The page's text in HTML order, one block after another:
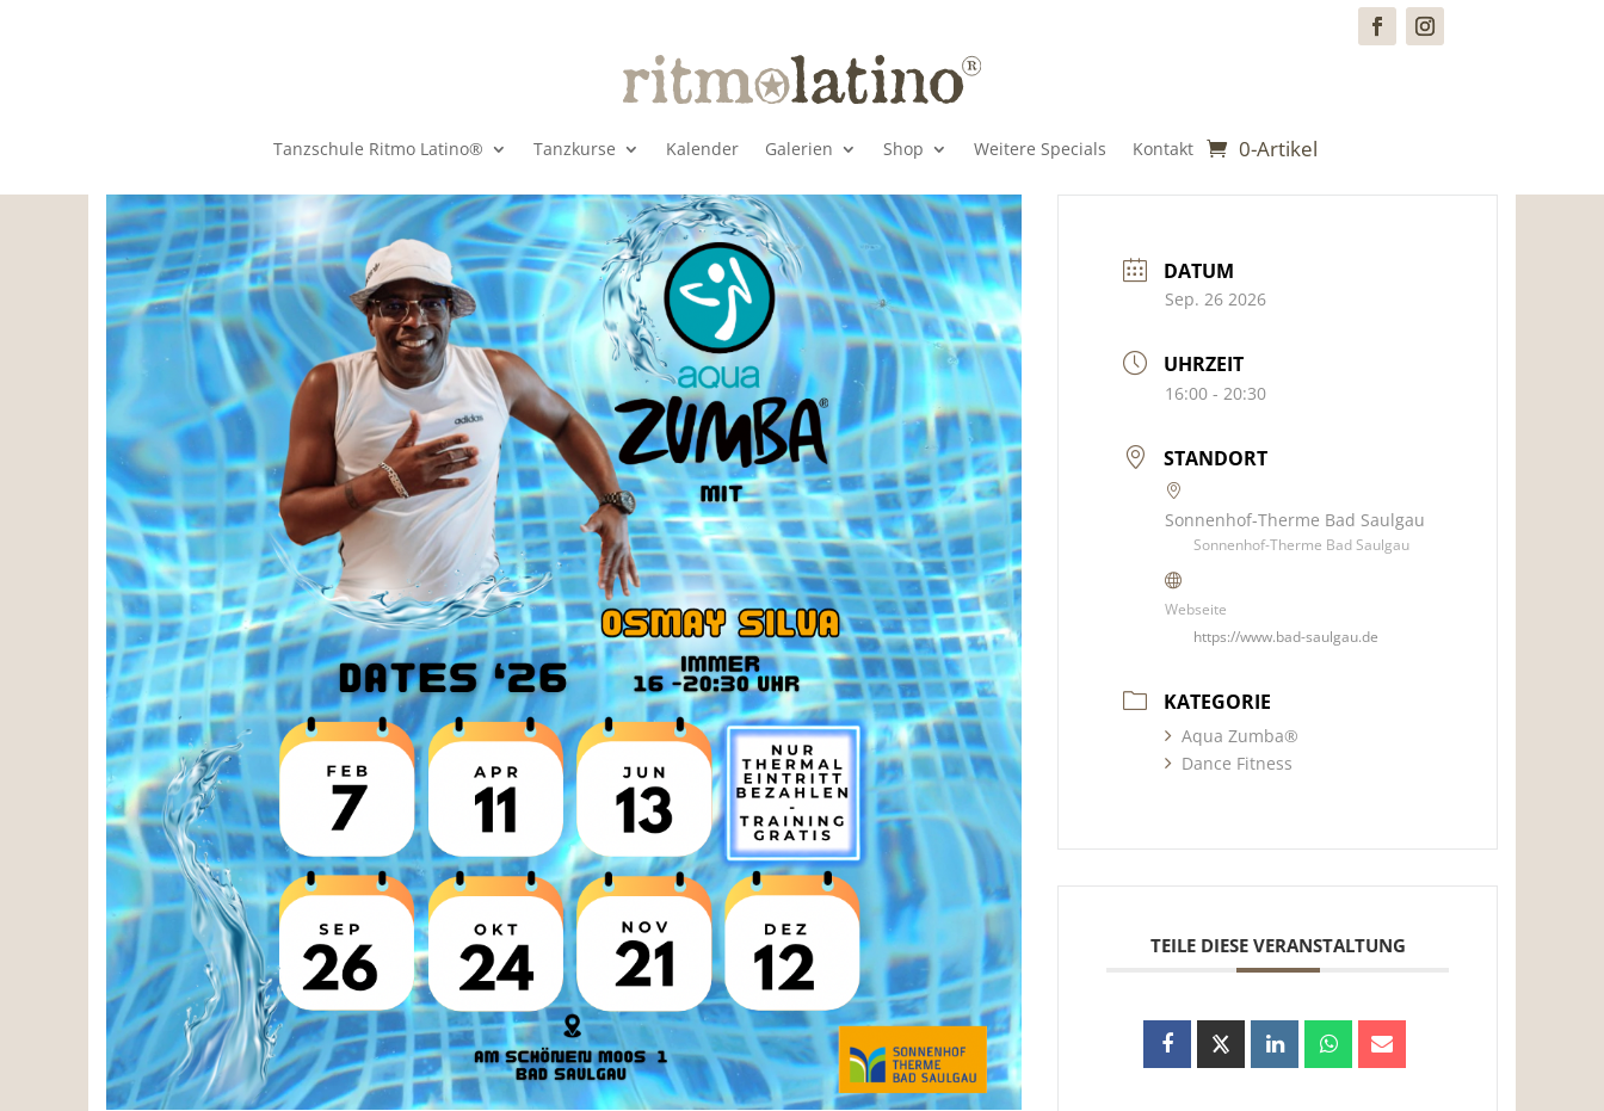
Tanzschule Ritmo Latino® Tanzkurse Kalender Galerien Shop Weitere Specials Kontakt 0-Artikel
DATUM
Sep. 26 2026
UHRZEIT
16:00 - 20:30
STANDORT
Sonnenhof-Therme Bad Saulgau
Sonnenhof-Therme Bad Saulgau
Webseite
https://www.bad-saulgau.de
KATEGORIE
Aqua Zumba®
Dance Fitness
TEILE DIESE VERANSTALTUNG